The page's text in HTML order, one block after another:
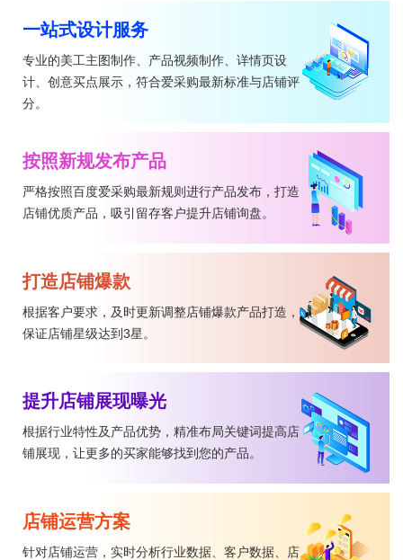
一站式设计服务
专业的美工主图制作、产品视频制作、详情页设
计、创意买点展示，符合爱采购最新标准与店铺评
分。
按照新规发布产品
严格按照百度爱采购最新规则进行产品发布，打造
店铺优质产品，吸引留存客户提升店铺询盘。
打造店铺爆款
根据客户要求，及时更新调整店铺爆款产品打造，
保证店铺星级达到3星。
提升店铺展现曝光
根据行业特性及产品优势，精准布局关键词提高店
铺展现，让更多的买家能够找到您的产品。
店铺运营方案
针对店铺运营，实时分析行业数据、客户数据、店